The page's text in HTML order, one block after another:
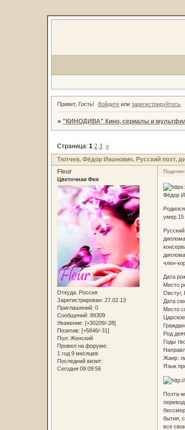
Привет, Гость! Войдите илизарегистрируйтесь
» "КИНОДИВА" Кино, сериалы и
Тютчев, Фёдор Иванович. Русский поэт,
Страница: 1 2 3 »
Fleur
Цветочная Фея
Откуда: Россия
Зарегистрирован: 27.02.13
Приглашений: 0
Сообщений: 89309
Уважение: [+30209/-28]
Позитив: [+5846/-31]
Пол: Женский
Провел на форуме:
1 год 9 месяцев
Последний визит:
Сегодня 09:09:56
Фёдор
умер 15
Русский
член-
Дата
Место
Овстуг,
Дата
Место
Род
Годы
Жанр:
Язык
Поэта-
бытия,
все